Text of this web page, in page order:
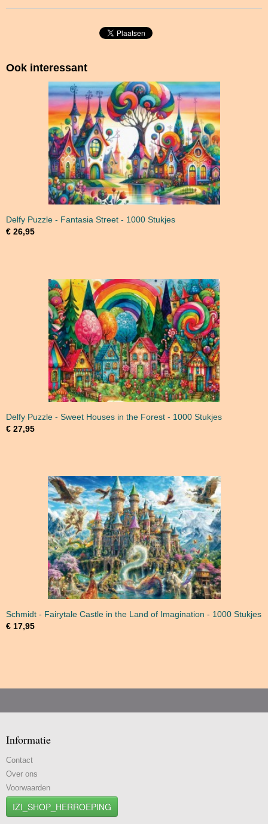
Ook interessant
Delfy Puzzle - Fantasia Street - 1000 Stukjes
€ 26,95
Delfy Puzzle - Sweet Houses in the Forest - 1000 Stukjes
€ 27,95
Schmidt - Fairytale Castle in the Land of Imagination - 1000 Stukjes
€ 17,95
Informatie
Contact
Over ons
Voorwaarden
IZI_SHOP_HERROEPING